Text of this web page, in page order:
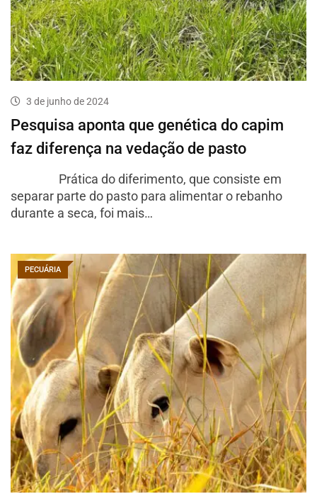
3 de junho de 2024
Pesquisa aponta que genética do capim
faz diferença na vedação de pasto
Prática do diferimento, que consiste em
separar parte do pasto para alimentar o rebanho
durante a seca, foi mais…
PECUÁRIA